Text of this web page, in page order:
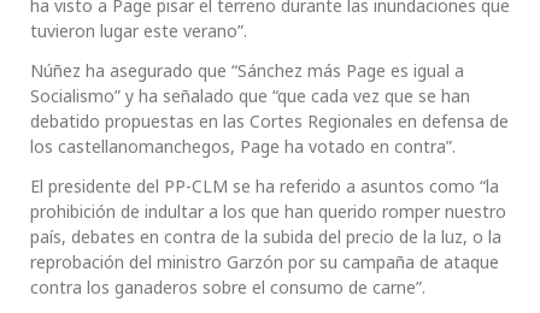
ha visto a Page pisar el terreno durante las inundaciones que
tuvieron lugar este verano”.
Núñez ha asegurado que “Sánchez más Page es igual a
Socialismo” y ha señalado que “que cada vez que se han
debatido propuestas en las Cortes Regionales en defensa de
los castellanomanchegos, Page ha votado en contra”.
El presidente del PP-CLM se ha referido a asuntos como “la
prohibición de indultar a los que han querido romper nuestro
país, debates en contra de la subida del precio de la luz, o la
reprobación del ministro Garzón por su campaña de ataque
contra los ganaderos sobre el consumo de carne”.